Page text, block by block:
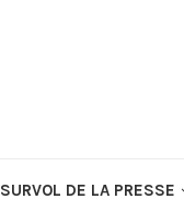
SURVOL DE LA PRESSE